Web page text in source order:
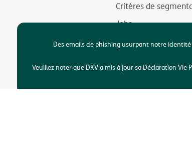
Critères de
Jobs
Durabilité
Des emails de phishing usurpant notre
Veuillez noter que DKV a mis à jour sa Déclaration